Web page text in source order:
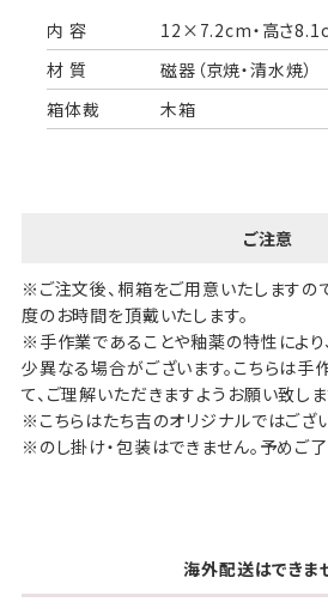
内 容
12×7.2cm・高さ
材 質
磁器（京焼・清水焼）
箱体裁
木箱
ご注意
※ご注文後、桐箱をご用意いたしますの
度のお時間を頂戴いたします。
※手作業であることや釉薬の特性により
少異なる場合がございます。こちらは手
て、ご理解いただきますようお願い致しま
※こちらはたち吉のオリジナルではござ
※のし掛け・包装はできません。予めご了
海外配送はできま